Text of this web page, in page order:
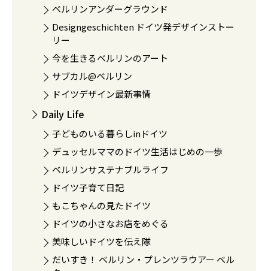
ベルリンアンダーグラウンド
Designgeschichten ドイツ発デザインストー
リー
今を生きるベルリンのアート
サブカル@ベルリン
ドイツデザイン最新事情
Daily Life
子どものいる暮らしinドイツ
デュッセルママのドイツ生活はじめの一歩
ベルリンサステナブルライフ
ドイツ子育て日記
もこちゃんの見たドイツ
ドイツの小さなお店をめぐる
美味しいドイツを伝え隊
だいすき！ ベルリン・プレンツラウアー ベル